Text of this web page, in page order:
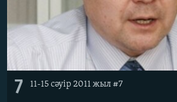
7 11-15 сәуір 2011 жыл #7